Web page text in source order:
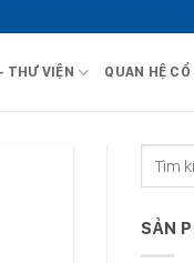
THƯ VIỆN QUAN HỆ
SẢN